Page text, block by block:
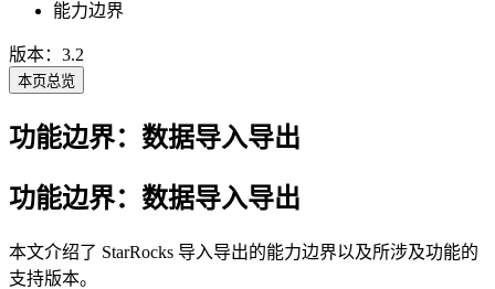
能力边界
版本：3.2
本页总览
功能边界：数据导入导出
功能边界：数据导入导出
本文介绍了 StarRocks 导入导出的能力边界以及所涉及功能的
支持版本。